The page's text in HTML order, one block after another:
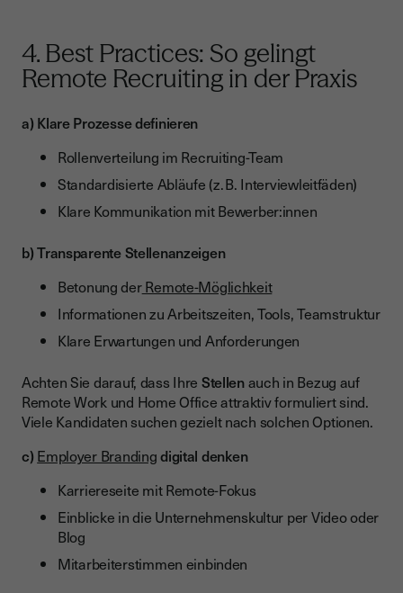
4. Best Practices: So gelingt
Remote Recruiting in der Praxis
a) Klare Prozesse definieren
Rollenverteilung im Recruiting-Team
Standardisierte Abläufe (z. B. Interviewleitfäden)
Klare Kommunikation mit Bewerber:innen
b) Transparente Stellenanzeigen
Betonung derRemote-Möglichkeit
Informationen zu Arbeitszeiten, Tools, Teamstruktur
Klare Erwartungen und Anforderungen
Achten Sie darauf, dass Ihre Stellenauch in Bezug auf
Remote Work und Home Office attraktiv formuliert sind.
Viele Kandidaten suchen gezielt nach solchen Optionen.
c) Employer Brandingdigital denken
Karriereseite mit Remote-Fokus
Einblicke in die Unternehmenskultur per Video oder
Blog
Mitarbeiterstimmen einbinden